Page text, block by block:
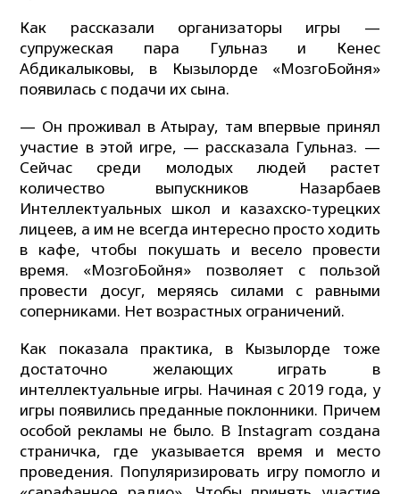
Как рассказали организаторы игры —
супружеская пара Гульназ и Кенес
Абдикалыковы, в Кызылорде «МозгоБойня»
появилась с подачи их сына.
— Он проживал в Атырау, там впервые принял
участие в этой игре, — рассказала Гульназ. —
Сейчас среди молодых людей растет
количество выпускников Назарбаев
Интеллектуальных школ и казахско-турецких
лицеев, а им не всегда интересно просто ходить
в кафе, чтобы покушать и весело провести
время. «МозгоБойня» позволяет с пользой
провести досуг, меряясь силами с равными
соперниками. Нет возрастных ограничений.
Как показала практика, в Кызылорде тоже
достаточно желающих играть в
интеллектуальные игры. Начиная с 2019 года, у
игры появились преданные поклонники. Причем
особой рекламы не было. В Instagram создана
страничка, где указывается время и место
проведения. Популяризировать игру помогло и